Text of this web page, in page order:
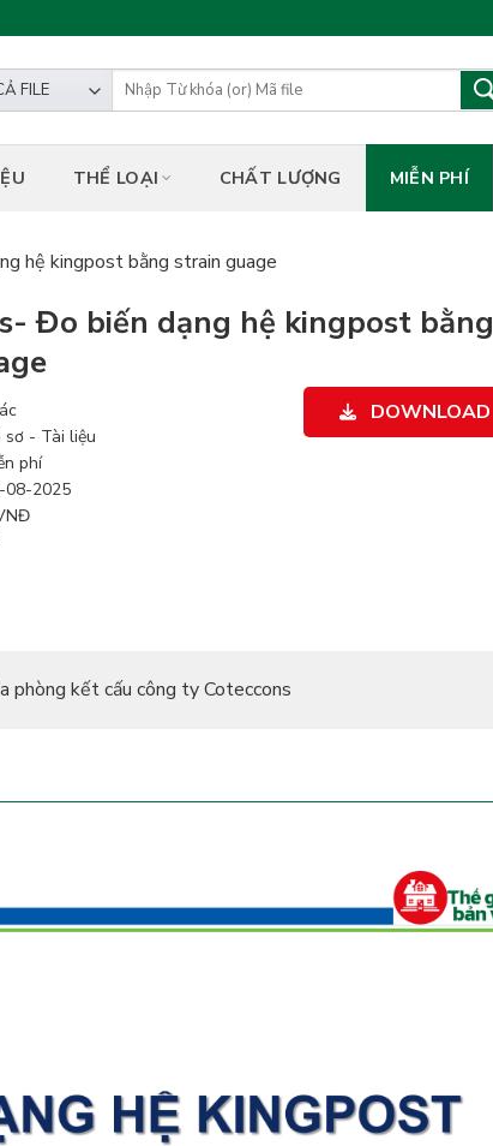
kỹ thuật và công trình.
THỂ LOẠI CHẤT LƯỢNG MIỄN PHÍ
hệ kingpost bằng strain guage
Đo biến dạng hệ kingpost bằng
sơ - Tài liệu
phí
08-2025
DOWNLOAD
phòng kết cấu công ty Coteccons